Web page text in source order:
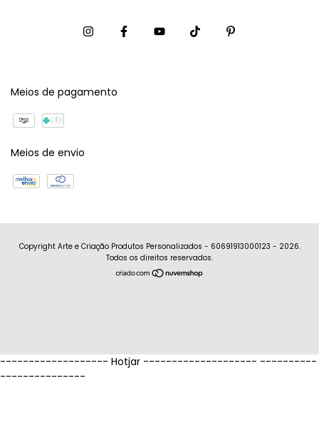
Meios de pagamento
Meios de envio
Copyright Arte e Criação Produtos Personalizados - 60691913000123 - 2026.
Todos os direitos reservados.
------------------- Hotjar -------------------- ----------
---------------